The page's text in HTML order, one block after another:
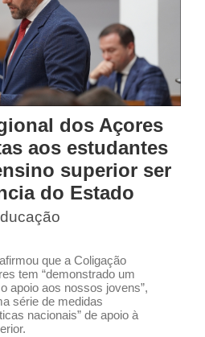
dos Açores
aos estudantes
superior ser
do Estado
que a Coligação
tem “demonstrado um
apoio aos nossos jovens”,
série de medidas
nacionais” de apoio à